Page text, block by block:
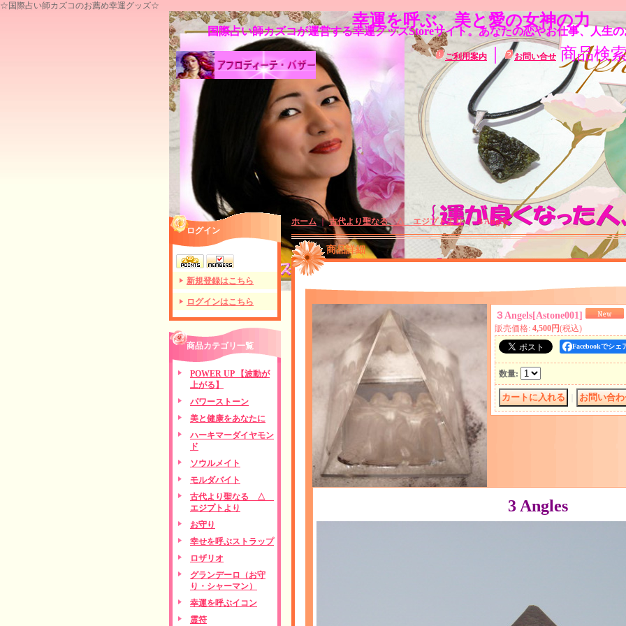
☆国際占い師カズコのお薦め幸運グッズ☆
幸運を呼ぶ、美と愛の女神の力
国際占い師カズコが運営する幸運グッズStoreサイト。あなたの恋やお仕事、人生
ご利用案内 ｜ お問い合せ 商品検
ログイン
新規登録はこちら
ログインはこちら
商品カテゴリ一覧
POWER UP 【波動が
上がる】
パワーストーン
美と健康をあなたに
ハーキマーダイヤモン
ド
ソウルメイト
モルダバイト
古代より聖なる △
エジプトより
お守り
幸せを呼ぶストラップ
ロザリオ
グランデーロ（お守
り・シャーマン）
幸運を呼ぶイコン
霊符
ホーム｜古代より聖なる △ エジプトより｜３Angels
商品詳細
３Angels[Astone001]
販売価格: 4,500円(税込)
Facebookでシェ
数量:
3 Angles